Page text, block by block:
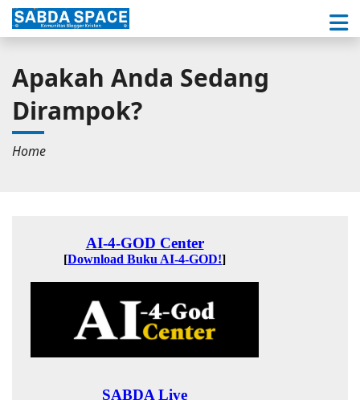
Apakah Anda Sedang
Dirampok?
Home